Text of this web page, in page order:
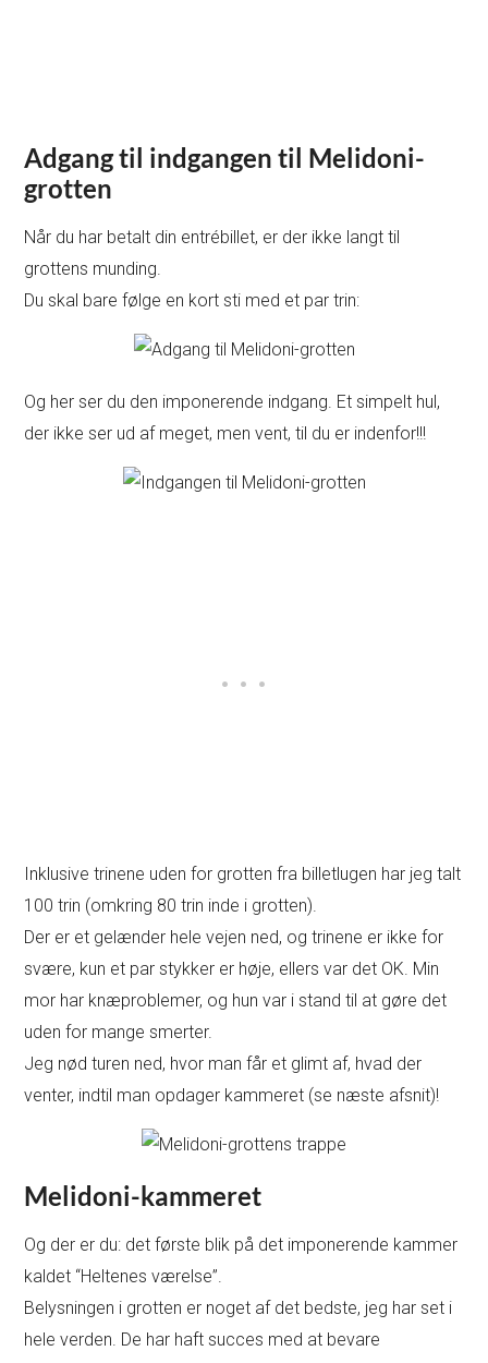
Adgang til indgangen til Melidoni-
grotten
Når du har betalt din entrébillet, er der ikke langt til
grottens munding.
Du skal bare følge en kort sti med et par trin:
Og her ser du den imponerende indgang. Et simpelt hul,
der ikke ser ud af meget, men vent, til du er indenfor!!!
Inklusive trinene uden for grotten fra billetlugen har jeg talt
100 trin (omkring 80 trin inde i grotten).
Der er et gelænder hele vejen ned, og trinene er ikke for
svære, kun et par stykker er høje, ellers var det OK. Min
mor har knæproblemer, og hun var i stand til at gøre det
uden for mange smerter.
Jeg nød turen ned, hvor man får et glimt af, hvad der
venter, indtil man opdager kammeret (se næste afsnit)!
Melidoni-kammeret
Og der er du: det første blik på det imponerende kammer
kaldet “Heltenes værelse”.
Belysningen i grotten er noget af det bedste, jeg har set i
hele verden. De har haft succes med at bevare